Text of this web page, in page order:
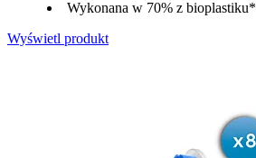
Wykonana w 70% z bioplastiku*
Wyświetl produkt